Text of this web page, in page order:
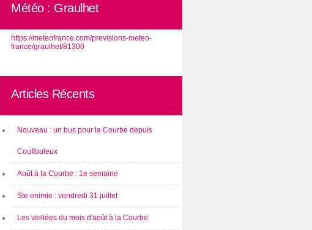
Météo : Graulhet
https://meteofrance.com/previsions-meteo-
france/graulhet/81300
Articles Récents
Nouveau : un bus pour la Courbe depuis
Couffouleux
Août à la Courbe : 1e semaine
Ste enimie : vendredi 31 juillet
Les veillées du mois d'août à la Courbe